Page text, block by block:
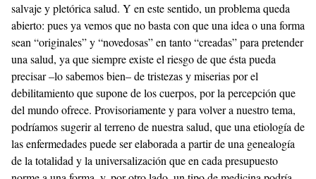
salvaje y pletórica salud. Y en este sentido, un problema queda
abierto: pues ya vemos que no basta con que una idea o una forma
sean “originales” y “novedosas” en tanto “creadas” para pretender
una salud, ya que siempre existe el riesgo de que ésta pueda
precisar –lo sabemos bien– de tristezas y miserias por el
debilitamiento que supone de los cuerpos, por la percepción que
del mundo ofrece. Provisoriamente y para volver a nuestro tema,
podríamos sugerir al terreno de nuestra salud, que una etiología de
las enfermedades puede ser elaborada a partir de una genealogía
de la totalidad y la universalización que en cada presupuesto